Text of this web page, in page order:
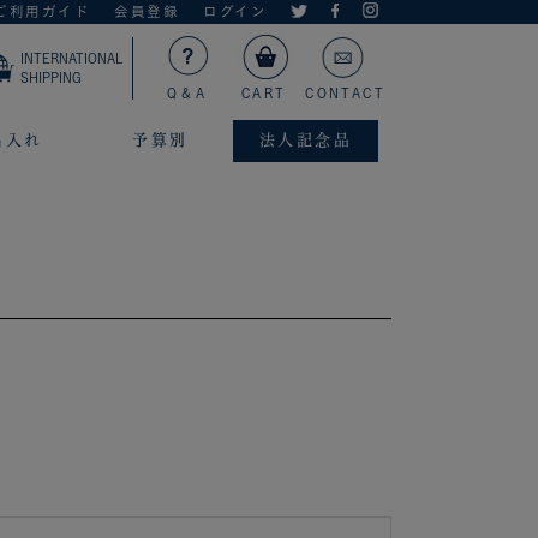
利用ガイド 会員登録 ログイン
INTERNATIONAL
SHIPPING
Q＆A
CART CONTACT
入れ 予算別 法人記念品